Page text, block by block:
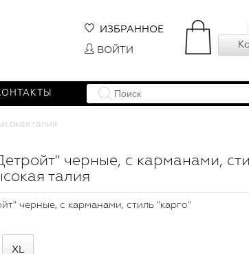
ИЗБРАННОЕ
ВОЙТИ
талия
черные, с карманами,
талия
черные, с карманами, стиль "карго"
XL